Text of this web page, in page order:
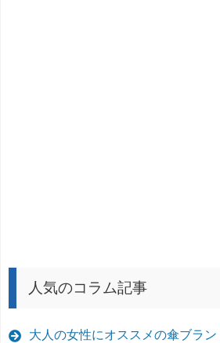
人気のコラム記事
大人の女性にオススメの傘ブラ